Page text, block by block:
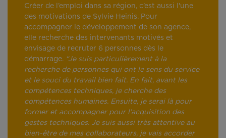
Créer de l’emploi dans sa région, c’est aussi l'une
des motivations de Sylvie Heinis. Pour
accompagner le développement de son agence,
elle recherche des intervenants motivés et
envisage de recruter 6 personnes dès le
démarrage. “Je suis particulièrement à la
recherche de personnes qui ont le sens du service
et le souci du travail bien fait. En fait, avant les
compétences techniques, je cherche des
compétences humaines. Ensuite, je serai là pour
former et accompagner pour l’acquisition des
gestes techniques. Je suis aussi très attentive au
bien-être de mes collaborateurs, je vais accorder